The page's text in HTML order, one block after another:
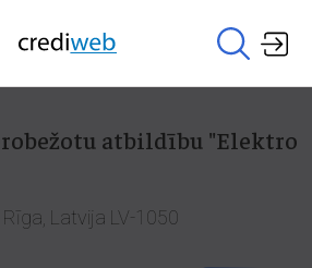
atbildību "Elektro
Latvija LV-1050